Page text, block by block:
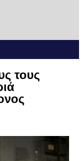
τους